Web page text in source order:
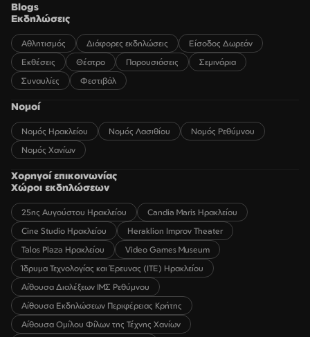
Blogs
Εκδηλώσεις
Αθλητισμός Διάφορες εκδηλώσεις
Είσοδος Δωρεάν
Εκθέσεις
Θέατρο Παρουσιάσεις
Σεμινάρια
Συναυλίες
Φεστιβάλ
Νομοί
Νομός Ηρακλείου Νομός Λασιθίου
Νομός Ρεθύμνου
Νομός Χανίων
Χορηγοί επικοινωνίας
Χώροι εκδηλώσεων
25ης Αυγούστου Ηρακλείου
Candia Maris Ηρακλείου
Cine Studio Ηρακλείου
Heraklion Improv Theater
Talos Plaza Ηρακλείου
Video Games Museum
Ίδρυμα Τεχνολογίας και Έρευνας (ΙΤΕ) Ηρακλείου
Αίθουσα Διαλέξεων ΙΜΣ Ρεθύμνου
Αίθουσα Εκδηλώσεων Περιφέρειας Κρήτης
Αίθουσα Ομίλου Φίλων της Τέχνης Χανίων